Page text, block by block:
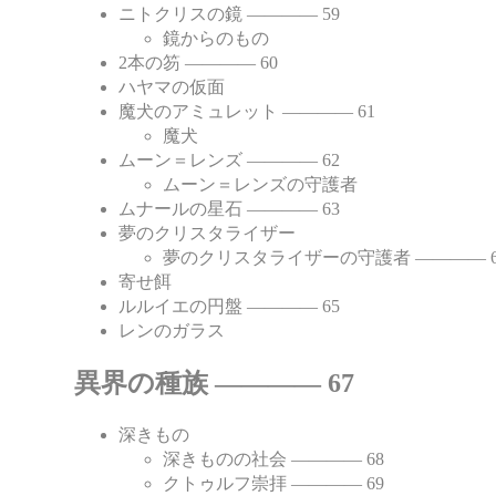
ニトクリスの鏡 ―――― 59
鏡からのもの
2本の笏 ―――― 60
ハヤマの仮面
魔犬のアミュレット ―――― 61
魔犬
ムーン＝レンズ ―――― 62
ムーン＝レンズの守護者
ムナールの星石 ―――― 63
夢のクリスタライザー
夢のクリスタライザーの守護者 ――――
寄せ餌
ルルイエの円盤 ―――― 65
レンのガラス
異界の種族 ―――― 67
深きもの
深きものの社会 ―――― 68
クトゥルフ崇拝 ―――― 69